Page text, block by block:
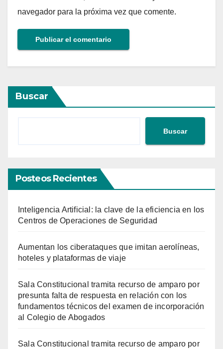
navegador para la próxima vez que comente.
Buscar
Buscar
Posteos Recientes
Inteligencia Artificial: la clave de la eficiencia en los
Centros de Operaciones de Seguridad
Aumentan los ciberataques que imitan aerolíneas,
hoteles y plataformas de viaje
Sala Constitucional tramita recurso de amparo por
presunta falta de respuesta en relación con los
fundamentos técnicos del examen de incorporación
al Colegio de Abogados
Sala Constitucional tramita recurso de amparo por